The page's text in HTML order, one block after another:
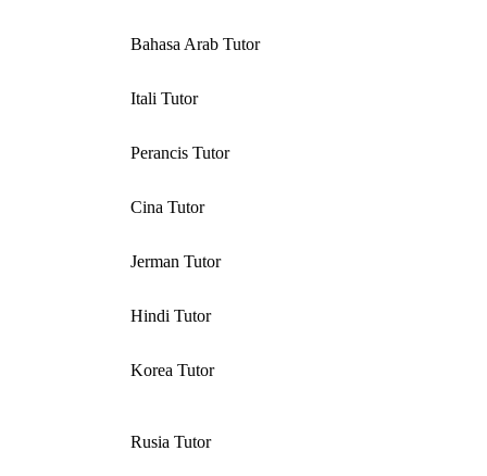
Bahasa Arab Tutor
Itali Tutor
Perancis Tutor
Cina Tutor
Jerman Tutor
Hindi Tutor
Korea Tutor
Rusia Tutor